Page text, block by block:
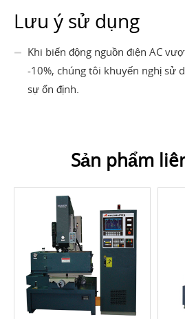
Lưu ý sử dụng
Khi biến động nguồn điện AC
-10%, chúng tôi khuyến nghị sử
sự ổn định.
Sản phẩm